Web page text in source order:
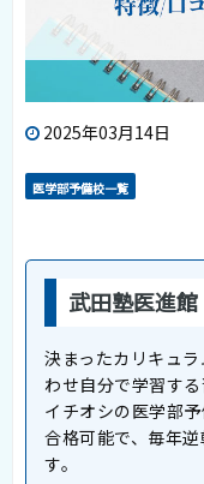
2025年03月14日
医学部予備校一覧
武田塾医進館
決まったカリキュ
わせ自分で学習す
イチオシの医学部
合格可能で、毎年
す。